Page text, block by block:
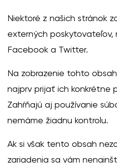
Niektoré z našich stránok
externých poskytovateľov,
Facebook a Twitter.
Na zobrazenie tohto
najprv prijať ich konkrétne
Zahŕňajú aj používanie
nemáme žiadnu kontrolu.
Ak si však tento obsah
zariadenia sa vám